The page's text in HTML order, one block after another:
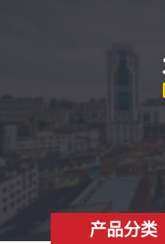
产品分类